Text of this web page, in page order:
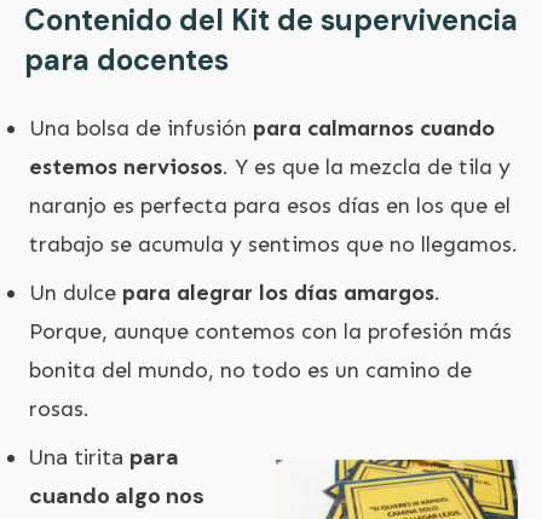
Contenido del Kit de supervivencia
para docentes
Una bolsa de infusión para calmarnos cuando
estemos nerviosos. Y es que la mezcla de tila y
naranjo es perfecta para esos días en los que el
trabajo se acumula y sentimos que no llegamos.
Un dulce para alegrar los días amargos.
Porque, aunque contemos con la profesión más
bonita del mundo, no todo es un camino de
rosas.
Una tirita para
cuando algo nos